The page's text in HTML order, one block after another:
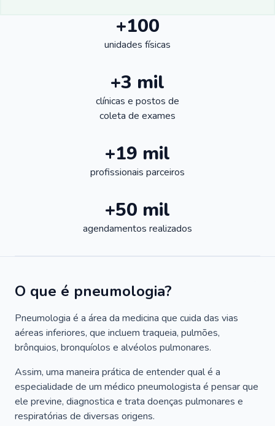
+100
unidades físicas
+3 mil
clínicas e postos de
coleta de exames
+19 mil
profissionais parceiros
+50 mil
agendamentos realizados
O que é pneumologia?
Pneumologia é a área da medicina que cuida das vias
aéreas inferiores, que incluem traqueia, pulmões,
brônquios, bronquíolos e alvéolos pulmonares.
Assim, uma maneira prática de entender qual é a
especialidade de um médico pneumologista é pensar que
ele previne, diagnostica e trata doenças pulmonares e
respiratórias de diversas origens.